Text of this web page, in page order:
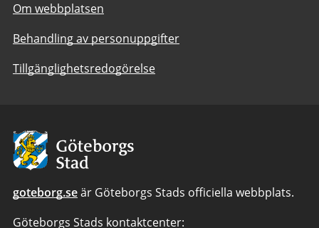
Om webbplatsen
Behandling av personuppgifter
Tillgänglighetsredogörelse
Avsändare:
Göteborgs
Stad
goteborg.seär Göteborgs Stads officiella webbplats.
Göteborgs Stads kontaktcenter: